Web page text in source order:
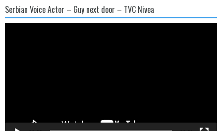
Serbian Voice Actor – Guy next door – TVC Nivea